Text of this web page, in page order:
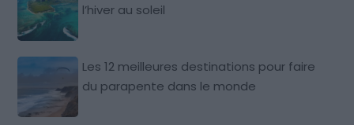
l’hiver au soleil
Les 12 meilleures destinations pour faire
du parapente dans le monde